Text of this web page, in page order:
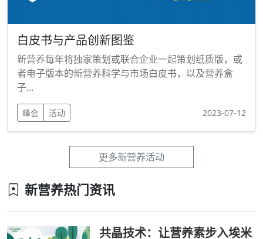
白皮书与产品创新图鉴
新营养每年将独家策划或联合企业一起策划纸质版，或
者电子版本的新营养科学与市场白皮书，以及营养盒
子...
峰会 活动 2023-07-12
更多新营养活动
新营养热门资讯
共晶技术：让营养素步入埃米